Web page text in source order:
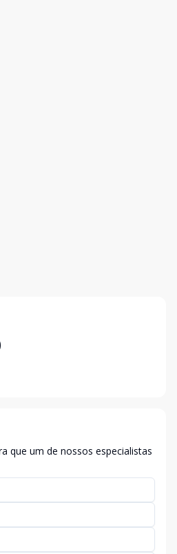
que um de nossos especialistas